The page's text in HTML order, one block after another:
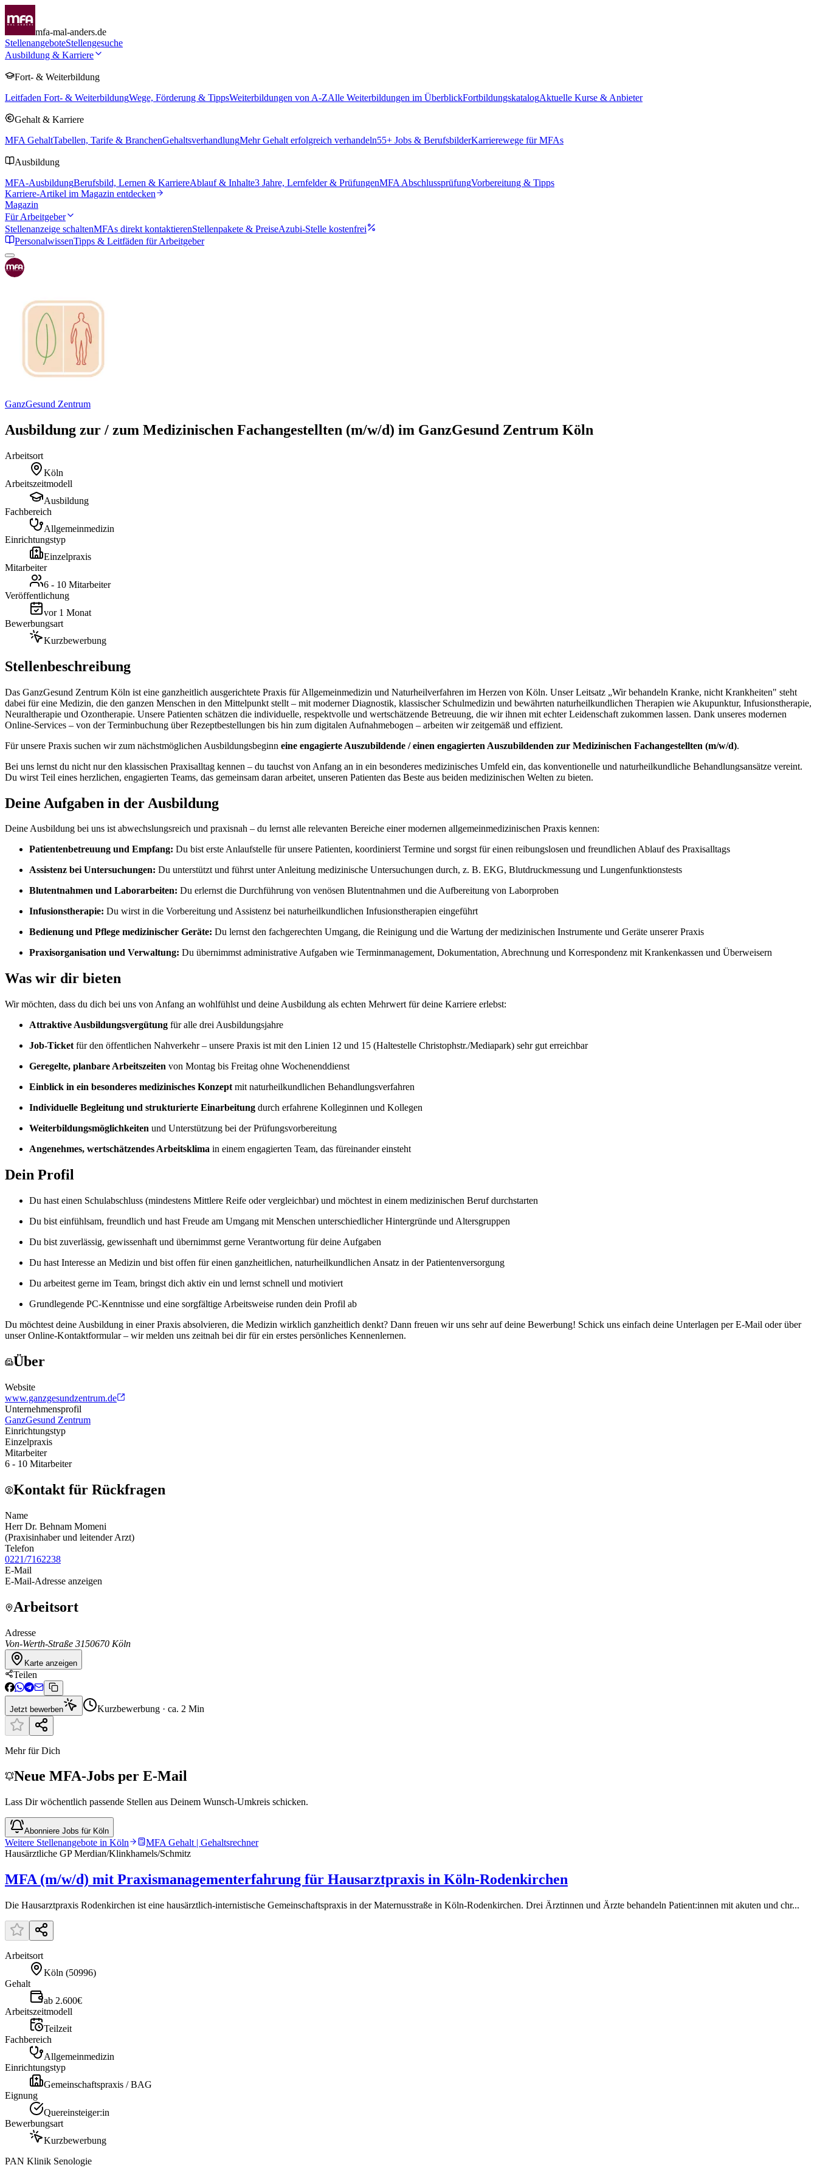
mfa-mal-anders.de
StellenangeboteStellengesuche
Ausbildung & Karriere
Fort- & Weiterbildung
Leitfaden Fort- & WeiterbildungWege, Förderung & TippsWeiterbildungen von A-ZAlle Weiterbildungen im ÜberblickFortbildungskatalogAktuelle Kurse & Anbieter
Gehalt & Karriere
MFA GehaltTabellen, Tarife & BranchenGehaltsverhandlungMehr Gehalt erfolgreich verhandeln55+ Jobs & BerufsbilderKarrierewege für MFAs
Ausbildung
MFA-AusbildungBerufsbild, Lernen & KarriereAblauf & Inhalte3 Jahre, Lernfelder & PrüfungenMFA AbschlussprüfungVorbereitung & Tipps
Karriere-Artikel im Magazin entdecken
Magazin
Für Arbeitgeber
Stellenanzeige schaltenMFAs direkt kontaktierenStellenpakete & PreiseAzubi-Stelle kostenfrei
PersonalwissenTipps & Leitfäden für Arbeitgeber
GanzGesund Zentrum
Ausbildung zur / zum Medizinischen Fachangestellten (m/w/d) im GanzGesund Zentrum Köln
Arbeitsort
Köln
Arbeitszeitmodell
Ausbildung
Fachbereich
Allgemeinmedizin
Einrichtungstyp
Einzelpraxis
Mitarbeiter
6 - 10 Mitarbeiter
Veröffentlichung
vor 1 Monat
Bewerbungsart
Kurzbewerbung
Stellenbeschreibung
Das GanzGesund Zentrum Köln ist eine ganzheitlich ausgerichtete Praxis für Allgemeinmedizin und Naturheilverfahren im Herzen von Köln. Unser Leitsatz „Wir behandeln Kranke, nicht Krankheiten" steht
dabei für eine Medizin, die den ganzen Menschen in den Mittelpunkt stellt – mit moderner Diagnostik, klassischer Schulmedizin und bewährten naturheilkundlichen Therapien wie Akupunktur, Infusionstherapie,
Neuraltherapie und Ozontherapie. Unsere Patienten schätzen die individuelle, respektvolle und wertschätzende Betreuung, die wir ihnen mit echter Leidenschaft zukommen lassen. Dank unseres modernen
Online-Services – von der Terminbuchung über Rezeptbestellungen bis hin zum digitalen Aufnahmebogen – arbeiten wir zeitgemäß und effizient.
Für unsere Praxis suchen wir zum nächstmöglichen Ausbildungsbeginn eine engagierte Auszubildende / einen engagierten Auszubildenden zur Medizinischen Fachangestellten (m/w/d).
Bei uns lernst du nicht nur den klassischen Praxisalltag kennen – du tauchst von Anfang an in ein besonderes medizinisches Umfeld ein, das konventionelle und naturheilkundliche Behandlungsansätze vereint.
Du wirst Teil eines herzlichen, engagierten Teams, das gemeinsam daran arbeitet, unseren Patienten das Beste aus beiden medizinischen Welten zu bieten.
Deine Aufgaben in der Ausbildung
Deine Ausbildung bei uns ist abwechslungsreich und praxisnah – du lernst alle relevanten Bereiche einer modernen allgemeinmedizinischen Praxis kennen:
Patientenbetreuung und Empfang: Du bist erste Anlaufstelle für unsere Patienten, koordinierst Termine und sorgst für einen reibungslosen und freundlichen Ablauf des Praxisalltags
Assistenz bei Untersuchungen: Du unterstützt und führst unter Anleitung medizinische Untersuchungen durch, z. B. EKG, Blutdruckmessung und Lungenfunktionstests
Blutentnahmen und Laborarbeiten: Du erlernst die Durchführung von venösen Blutentnahmen und die Aufbereitung von Laborproben
Infusionstherapie: Du wirst in die Vorbereitung und Assistenz bei naturheilkundlichen Infusionstherapien eingeführt
Bedienung und Pflege medizinischer Geräte: Du lernst den fachgerechten Umgang, die Reinigung und die Wartung der medizinischen Instrumente und Geräte unserer Praxis
Praxisorganisation und Verwaltung: Du übernimmst administrative Aufgaben wie Terminmanagement, Dokumentation, Abrechnung und Korrespondenz mit Krankenkassen und Überweisern
Was wir dir bieten
Wir möchten, dass du dich bei uns von Anfang an wohlfühlst und deine Ausbildung als echten Mehrwert für deine Karriere erlebst:
Attraktive Ausbildungsvergütung für alle drei Ausbildungsjahre
Job-Ticket für den öffentlichen Nahverkehr – unsere Praxis ist mit den Linien 12 und 15 (Haltestelle Christophstr./Mediapark) sehr gut erreichbar
Geregelte, planbare Arbeitszeiten von Montag bis Freitag ohne Wochenenddienst
Einblick in ein besonderes medizinisches Konzept mit naturheilkundlichen Behandlungsverfahren
Individuelle Begleitung und strukturierte Einarbeitung durch erfahrene Kolleginnen und Kollegen
Weiterbildungsmöglichkeiten und Unterstützung bei der Prüfungsvorbereitung
Angenehmes, wertschätzendes Arbeitsklima in einem engagierten Team, das füreinander einsteht
Dein Profil
Du hast einen Schulabschluss (mindestens Mittlere Reife oder vergleichbar) und möchtest in einem medizinischen Beruf durchstarten
Du bist einfühlsam, freundlich und hast Freude am Umgang mit Menschen unterschiedlicher Hintergründe und Altersgruppen
Du bist zuverlässig, gewissenhaft und übernimmst gerne Verantwortung für deine Aufgaben
Du hast Interesse an Medizin und bist offen für einen ganzheitlichen, naturheilkundlichen Ansatz in der Patientenversorgung
Du arbeitest gerne im Team, bringst dich aktiv ein und lernst schnell und motiviert
Grundlegende PC-Kenntnisse und eine sorgfältige Arbeitsweise runden dein Profil ab
Du möchtest deine Ausbildung in einer Praxis absolvieren, die Medizin wirklich ganzheitlich denkt? Dann freuen wir uns sehr auf deine Bewerbung! Schick uns einfach deine Unterlagen per E-Mail oder über
unser Online-Kontaktformular – wir melden uns zeitnah bei dir für ein erstes persönliches Kennenlernen.
Über
Website
www.ganzgesundzentrum.de
Unternehmensprofil
GanzGesund Zentrum
Einrichtungstyp
Einzelpraxis
Mitarbeiter
6 - 10 Mitarbeiter
Kontakt für Rückfragen
Name
Herr Dr. Behnam Momeni
(Praxisinhaber und leitender Arzt)
Telefon
0221/7162238
E-Mail
E-Mail-Adresse anzeigen
Arbeitsort
Adresse
Von-Werth-Straße 3150670 Köln
Karte anzeigen
Teilen
Jetzt bewerben Kurzbewerbung · ca. 2 Min
Mehr für Dich
Neue MFA-Jobs per E-Mail
Lass Dir wöchentlich passende Stellen aus Deinem Wunsch-Umkreis schicken.
Abonniere Jobs für Köln
Weitere Stellenangebote in Köln
MFA Gehalt | Gehaltsrechner
Hausärztliche GP Merdian/Klinkhamels/Schmitz
MFA (m/w/d) mit Praxismanagementerfahrung für Hausarztpraxis in Köln-Rodenkirchen
Die Hausarztpraxis Rodenkirchen ist eine hausärztlich-internistische Gemeinschaftspraxis in der Maternusstraße in Köln-Rodenkirchen. Drei Ärztinnen und Ärzte behandeln Patient:innen mit akuten und chr...
Arbeitsort
Köln (50996)
Gehalt
ab 2.600€
Arbeitszeitmodell
Teilzeit
Fachbereich
Allgemeinmedizin
Einrichtungstyp
Gemeinschaftspraxis / BAG
Eignung
Quereinsteiger:in
Bewerbungsart
Kurzbewerbung
PAN Klinik Senologie